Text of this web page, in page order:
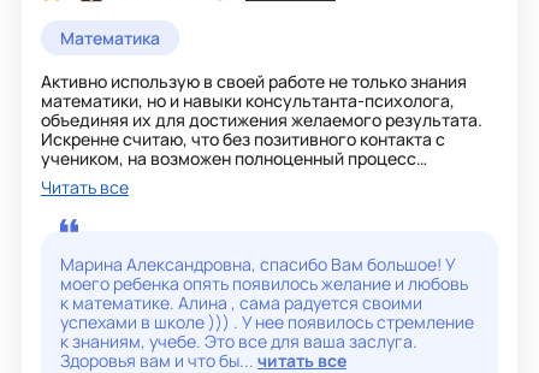
Математика
Активно использую в своей работе не только знания
математики, но и навыки консультанта-психолога,
объединяя их для достижения желаемого результата.
Искренне считаю, что без позитивного контакта с
учеником, на возможен полноценный процесс
обучения! Математику люблю, как предмет! Уважаю,
как науку! И с удовольствием этим делюсь на своих
занятиях. Веду качественную подготовку учеников к
ВПР, ОГЭ и ЕГЭ.
Читать все
Марина Александровна, спасибо Вам большое! У
моего ребенка опять появилось желание и любовь
к математике. Алина , сама радуется своими
успехами в школе ))) . У нее появилось стремление
к знаниям, учебе. Это все для ваша заслуга.
Здоровья вам и что бы... читать все